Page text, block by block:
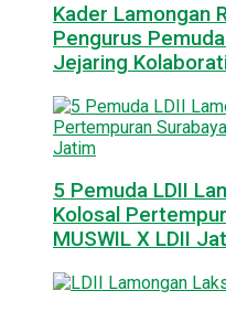
Kader Lamongan
Pengurus
Jejaring
5 Pemuda LDII
Kolosal
MUSWIL X LDII